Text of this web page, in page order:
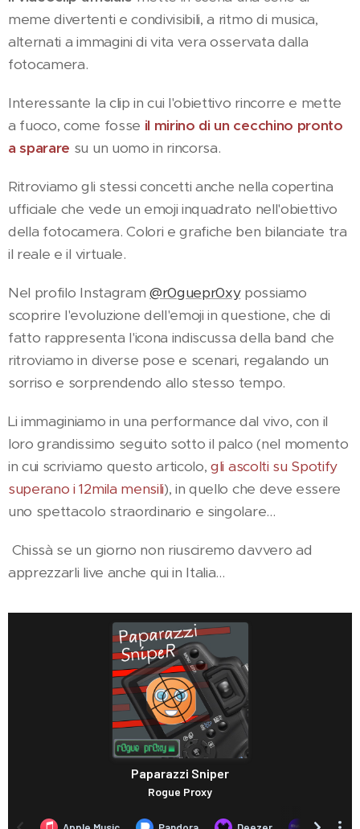
meme divertenti e condivisibili, a ritmo di musica,
alternati a immagini di vita vera osservata dalla
fotocamera.
Interessante la clip in cui l'obiettivo rincorre e mette
a fuoco, come fosse il mirino di un cecchino pronto
a sparare su un uomo in rincorsa.
Ritroviamo gli stessi concetti anche nella copertina
ufficiale che vede un emoji inquadrato nell'obiettivo
della fotocamera. Colori e grafiche ben bilanciate tra
il reale e il virtuale.
Nel profilo Instagram @r0guepr0xypossiamo
scoprire l'evoluzione dell'emoji in questione, che di
fatto rappresenta l'icona indiscussa della band che
ritroviamo in diverse pose e scenari, regalando un
sorriso e sorprendendo allo stesso tempo.
Li immaginiamo in una performance dal vivo, con il
loro grandissimo seguito sotto il palco (nel momento
in cui scriviamo questo articolo,gli ascolti su Spotify
superano i 12mila mensili), in quello che deve essere
uno spettacolo straordinario e singolare...
Chissà se un giorno non riusciremo davvero ad
apprezzarli live anche qui in Italia...